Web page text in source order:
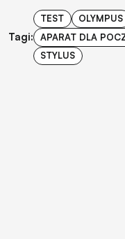
Tagi:
TEST OLYMPUS
APARAT DLA
STYLUS